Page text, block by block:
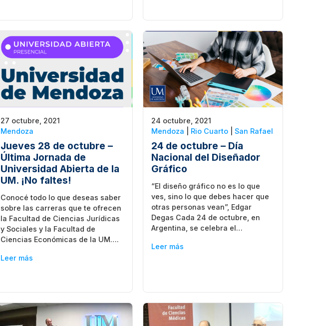
27 octubre, 2021
Mendoza
Jueves 28 de octubre –
Última Jornada de
Universidad Abierta de la
UM. ¡No faltes!
Conocé todo lo que deseas saber
sobre las carreras que te ofrecen
la Facultad de Ciencias Jurídicas
y Sociales y la Facultad de
Ciencias Económicas de la UM….
Leer más
24 octubre, 2021
Mendoza
Rio Cuarto| San Rafael
24 de octubre – Día
Nacional del Diseñador
Gráfico
“El diseño gráfico no es lo que
ves, sino lo que debes hacer que
otras personas vean”, Edgar
Degas Cada 24 de octubre, en
Argentina, se celebra el…
Leer más